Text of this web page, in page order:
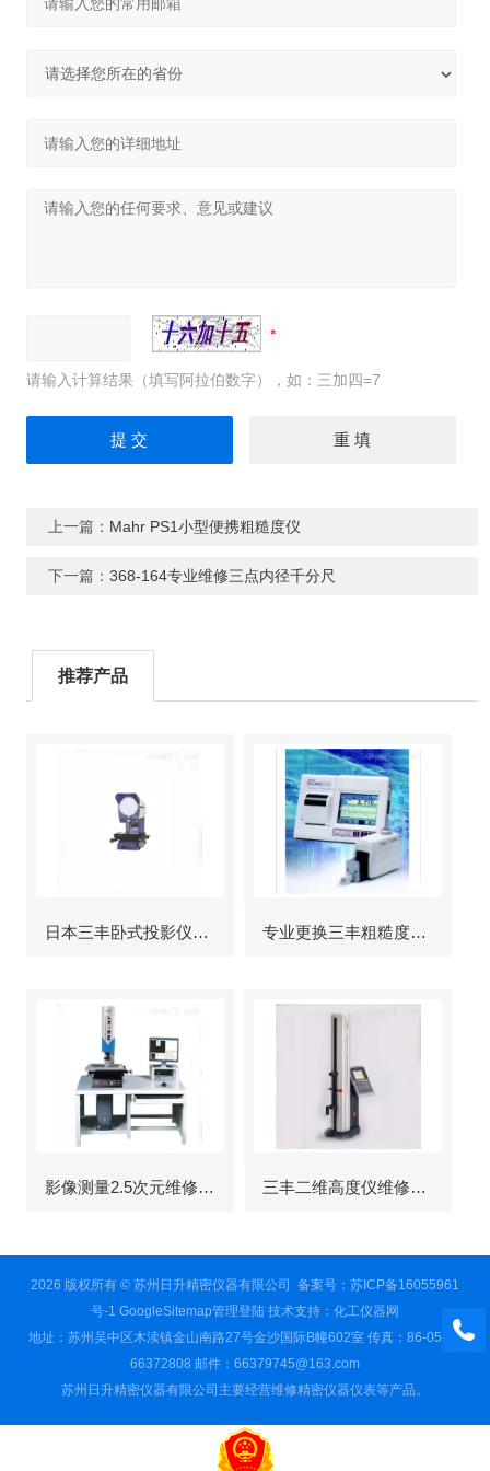
请输入计算结果（填写阿拉伯数字），如：三加四=7
上一篇： Mahr PS1小型便携粗糙度仪
下一篇： 368-164专业维修三点内径千分尺
推荐产品
日本三丰卧式投影仪维修 专业更换三丰粗糙度仪显示屏
影像测量2.5次元维修故障 三丰二维高度仪维修服务
2026 版权所有 © 苏州日升精密仪器有限公司 备案号：苏ICP备16055961
号-1 GoogleSitemap管理登陆技术支持： 化工仪器网
地址：苏州吴中区木渎镇金山南路27号金沙国际B幢602室 传真：86-0512-
66372808 邮件：66379745@163.com
苏州日升精密仪器有限公司主要经营维修精密仪器仪表等产品。